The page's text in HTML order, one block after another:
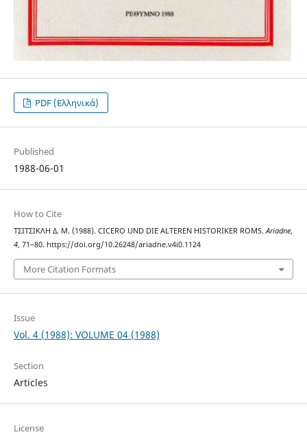
PDF (Ελληνικά)
Published
1988-06-01
How to Cite
ΤΣΙΤΣΙΚΛΗ Δ. Μ. (1988). CICERO UND DIE ALTEREN HISTORIKER ROMS.Ariadne,
4, 71–80. https://doi.org/10.26248/ariadne.v4i0.1124
More Citation Formats
Issue
Vol. 4 (1988): VOLUME 04 (1988)
Section
Articles
License